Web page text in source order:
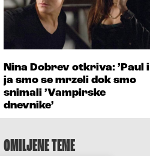
Nina Dobrev otkriva: ’Paul i
ja smo se mrzeli dok smo
snimali ’Vampirske
dnevnike’
OMILJENE TEME